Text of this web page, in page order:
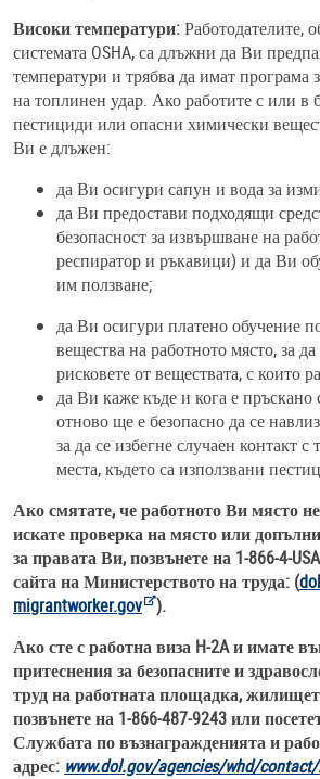
Високи температури:Работодателите,
системата OSHA, са длъжни да Ви
температури и трябва да имат програма
на топлинен удар. Ако работите с или в
пестициди или опасни химически
Ви е длъжен:
да Ви осигури сапун и вода за
да Ви предостави подходящи
безопасност за извършване на
респиратор и ръкавици) и да Ви
им ползване;
да Ви осигури платено обучение
вещества на работното място, за
рисковете от веществата, с които
да Ви каже къде и кога е пръскано
отново ще е безопасно да се
за да се избегне случаен контакт с
места, където са използвани
Ако смятате, че работното Ви място
искате проверка на място или
за правата Ви, позвънете на 1-866-4-
сайта на Министерството на труда: (
migrantworker.gov ).
Ако сте с работна виза H-2A и имате
притеснения за безопасните и
труд на работната площадка,
позвънете на 1-866-487-9243 или
Службата по възнагражденията и
адрес: www.dol.gov/agencies/whd/